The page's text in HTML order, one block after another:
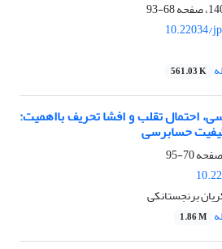
68-93
10.22034/
561.03 K
احتمال تقلب و افشا تحریف بااهمیت:
حسابرسی
70-95
برنجستانکی
1.86 M